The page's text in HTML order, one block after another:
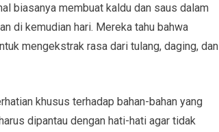
biasanya membuat kaldu dan saus dalam
di kemudian hari. Mereka tahu bahwa
mengekstrak rasa dari tulang, daging, dan
khusus terhadap bahan-bahan yang
dipantau dengan hati-hati agar tidak